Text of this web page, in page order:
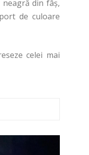
din fâş,
de culoare
celei mai